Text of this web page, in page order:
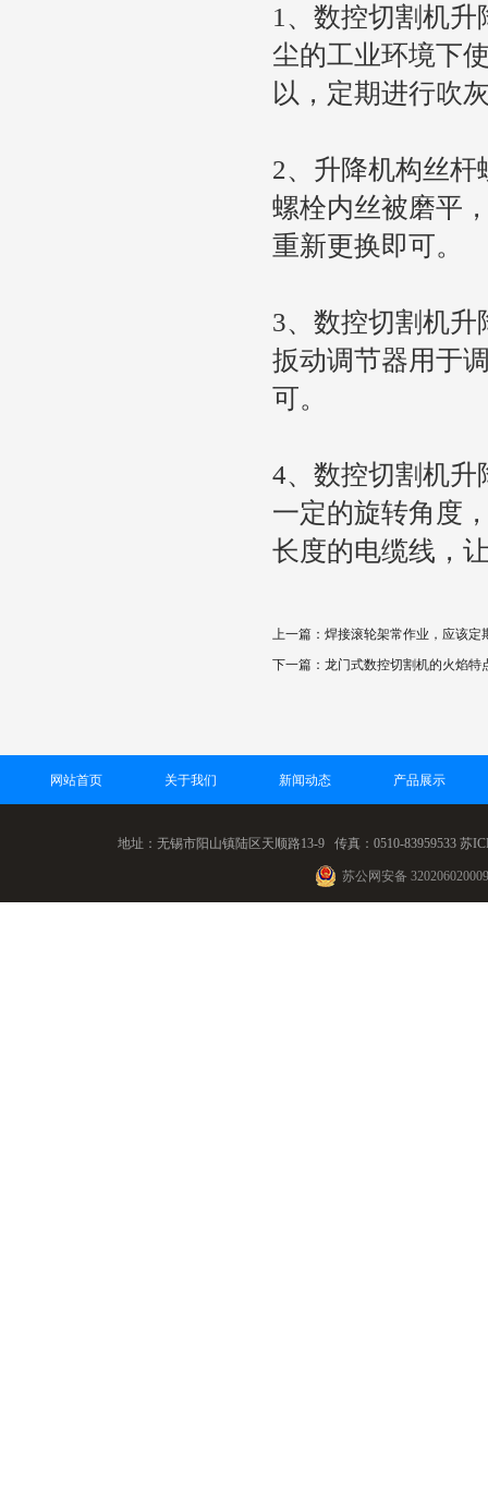
1、数控切割机
尘的工业环境下
以，定期进行吹
2、升降机构丝
螺栓内丝被磨平
重新更换即可。
3、数控切割机
扳动调节器用于
可。
4、数控切割机
一定的旋转角度
长度的电缆线，
上一篇：焊接滚轮架常作业，应该定
下一篇：龙门式数控切割机的火焰特
网站首页 关于我们 新闻动态 产品展示
地址：无锡市阳山镇陆区天顺路13-9 传真：0510-83959533 苏
苏公网安备